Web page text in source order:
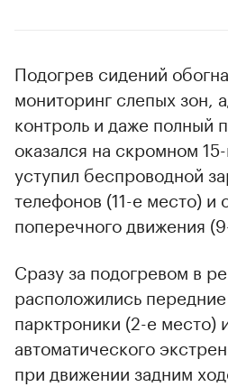
Подогрев сидений
мониторинг слепых зон,
контроль и даже полный
оказался на скромном
уступил беспроводной
телефонов (11-е место) и
поперечного движения
Сразу за подогревом в
расположились
парктроники (2-е место)
автоматического
при движении задним